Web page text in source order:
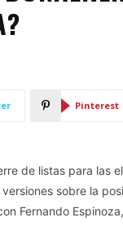
Pinterest
de listas para las
sobre la
Fernando